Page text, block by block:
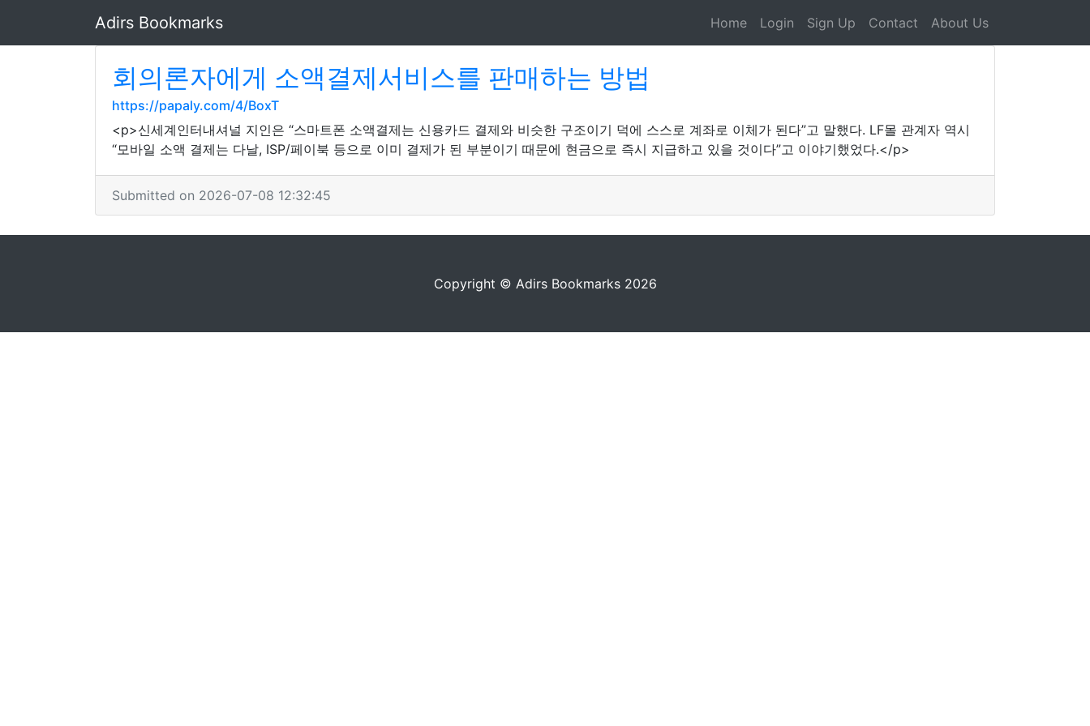
Adirs Bookmarks Home Login Sign Up Contact About Us
회의론자에게 소액결제서비스를 판매하는 방법
https://papaly.com/4/BoxT
<p>신세계인터내셔널 지인은 “스마트폰 소액결제는 신용카드 결제와 비슷한 구조이기 덕에 스스로 계좌로 이체가 된다”고 말했다. LF몰 관계자 역시
“모바일 소액 결제는 다날, ISP/페이북 등으로 이미 결제가 된 부분이기 때문에 현금으로 즉시 지급하고 있을 것이다”고 이야기했었다.</p>
Submitted on 2026-07-08 12:32:45
Copyright © Adirs Bookmarks 2026